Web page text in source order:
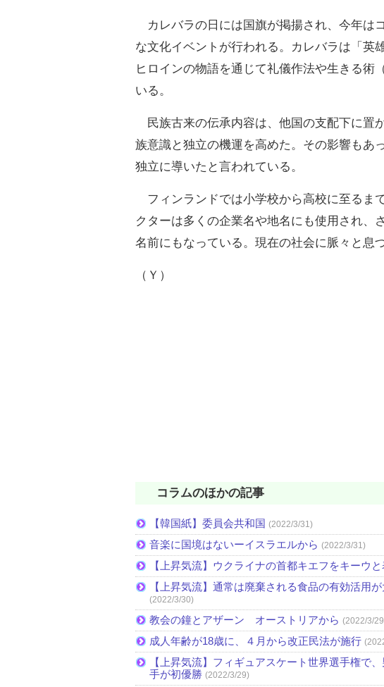
カレバラの日には国旗が掲揚され、今年は
な文化イベントが行われる。カレバラは「英
ヒロインの物語を通じて礼儀作法や生きる術
いる。
民族古来の伝承内容は、他国の支配下に置
族意識と独立の機運を高めた。その影響もあ
独立に導いたと言われている。
フィンランドでは小学校から高校に至るま
クターは多くの企業名や地名にも使用され、
名前にもなっている。現在の社会に脈々と息
（Ｙ）
コラムのほかの記事
【韓国紙】委員会共和国 (2022/3/31)
音楽に国境はないーイスラエルから (2022/3/31)
【上昇気流】ウクライナの首都キエフをキーウ
【上昇気流】通常は廃棄される食品の有効活用
(2022/3/30)
教会の鐘とアザーン オーストリアから (2022/3/
成人年齢が18歳に、４月から改正民法が施行
【上昇気流】フィギュアスケート世界選手権で
手が初優勝 (2022/3/29)